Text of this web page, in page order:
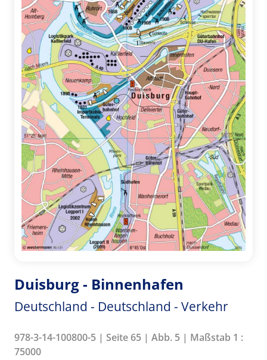
Duisburg - Binnenhafen
Deutschland - Deutschland - Verkehr
978-3-14-100800-5 | Seite 65 | Abb. 5 | Maßstab 1 :
75000